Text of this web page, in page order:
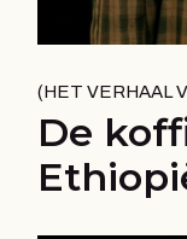
HET VERHAAL
De